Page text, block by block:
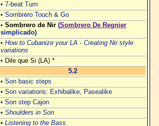
• 7-beat Turn
• Sombrero Touch & Go
• Sombrero de Nir (Sombrero De Regnier
simplicado)
• How to Cubanize your LA - Creating Nir style
variations
• Dile que Si (LA) *
5.2
• Son basic steps
• Son variations: Exhibalike, Pasealike
• Son step Cajon
• Shoulders in Son
• Listening to the Bass